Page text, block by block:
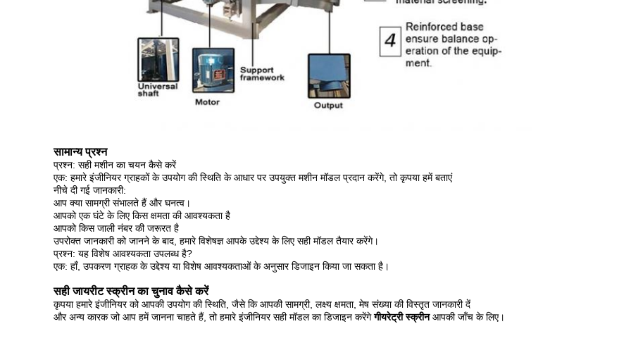
सामान्य प्रश्न
प्रश्न: सही मशीन का चयन कैसे करें
एक: हमारे इंजीनियर ग्राहकों के उपयोग की स्थिति के आधार पर उपयुक्त मशीन मॉडल प्रदान करेंगे, तो कृपया हमें बताएं
नीचे दी गई जानकारी:
आप क्या सामग्री संभालते हैं और घनत्व।
आपको एक घंटे के लिए किस क्षमता की आवश्यकता है
आपको किस जाली नंबर की जरूरत है
उपरोक्त जानकारी को जानने के बाद, हमारे विशेषज्ञ आपके उद्देश्य के लिए सही मॉडल तैयार करेंगे।
प्रश्न: यह विशेष आवश्यकता उपलब्ध है?
एक: हाँ, उपकरण ग्राहक के उद्देश्य या विशेष आवश्यकताओं के अनुसार डिजाइन किया जा सकता है।
सही जायरीट स्क्रीन का चुनाव कैसे करें
कृपया हमारे इंजीनियर को आपकी उपयोग की स्थिति, जैसे कि आपकी सामग्री, लक्ष्य क्षमता, मेष संख्या की विस्तृत जानकारी दें
और अन्य कारक जो आप हमें जानना चाहते हैं, तो हमारे इंजीनियर सही मॉडल का डिजाइन करेंगेगीयरेट्री स्क्रीनआपकी जाँच के लिए।